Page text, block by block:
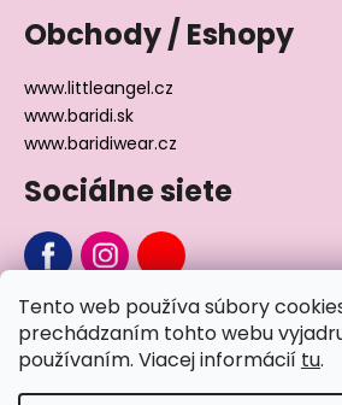
Tento web používa súbory
prechádzaním tohto webu
používaním. Viacej informácií tu.
Obchody / Eshopy
www.littleangel.cz
www.baridi.sk
www.baridiwear.cz
Sociálne siete
Chcete sa nás na